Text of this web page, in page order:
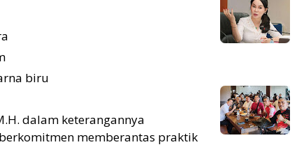
biru
dalam keterangannya
memberantas praktik